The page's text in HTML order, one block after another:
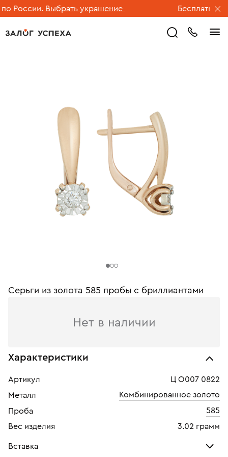
России. Выбрать украшение Бесплатная
Серьги из золота 585 пробы с бриллиантами
Нет в наличии
Характеристики
Артикул
Ц О007 0822
Металл
Комбинированное золото
Проба
585
Вес изделия
3.02 грамм
Вставка